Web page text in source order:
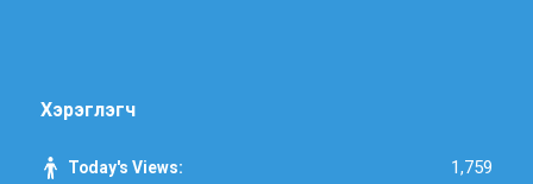
Хэрэглэгч
Today's Views: 1,759